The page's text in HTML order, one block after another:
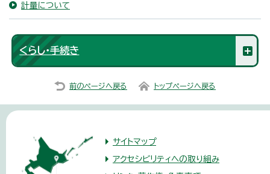
計量について
くらし・手続き
前のページへ戻る トップページへ戻る
サイトマップ
アクセシビリティへの取り組み